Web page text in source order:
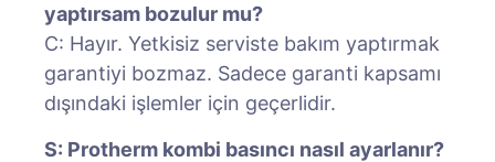
yaptırsam bozulur mu?
C: Hayır. Yetkisiz serviste bakım yaptırmak
garantiyi bozmaz. Sadece garanti kapsamı
dışındaki işlemler için geçerlidir.
S: Protherm kombi basıncı nasıl ayarlanır?